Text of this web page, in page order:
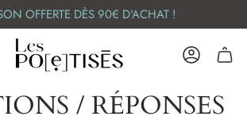
OFFERTE DÈS 90€ D'ACHAT !
/ RÉPONSES